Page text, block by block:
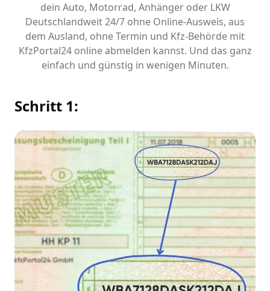
dein Auto, Motorrad, Anhänger oder LKW
Deutschlandweit 24/7 ohne Online-Ausweis, aus
dem Ausland, ohne Termin und Kfz-Behörde mit
KfzPortal24 online abmelden kannst. Und das ganz
einfach und günstig in wenigen Minuten.
Schritt 1: